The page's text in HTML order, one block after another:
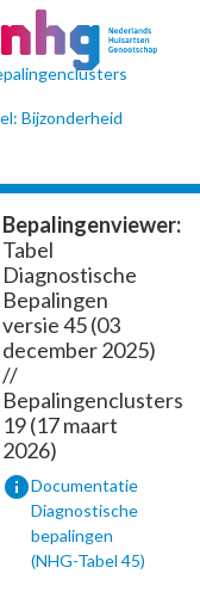
Bijzonderheid
Bepalingenviewer:
Tabel
Diagnostische
Bepalingen
versie 45 (03
december 2025)
//
Bepalingenclusters
19 (17 maart
2026)
infoDocumentatie
Diagnostische
bepalingen
(NHG-Tabel 45)